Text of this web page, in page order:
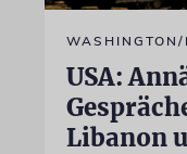
WASHINGTON/
USA:
Libanon